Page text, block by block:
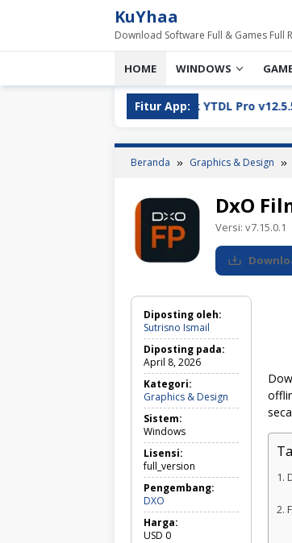
KuYhaa
Download Software Full & Games Full
HOME WINDOWS
Fitur App:
YT Greek YTDL Pro v12.5.5 Full Version
Beranda Graphics & Design
DxO
Versi: v7.15.0.1
Diposting oleh:
Sutrisno Ismail
Diposting pada:
April 8, 2026
Kategori:
Graphics & Design Graphics
&
Sistem:
Windows
Lisensi:
full_version
Pengembang:
DXO
Harga:
USD 0